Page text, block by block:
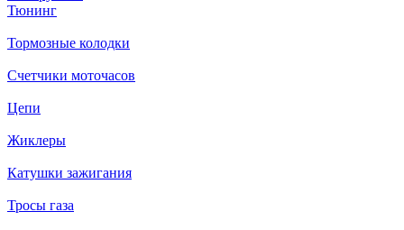
Тюнинг
Тормозные колодки
Счетчики моточасов
Цепи
Жиклеры
Катушки зажигания
Тросы газа